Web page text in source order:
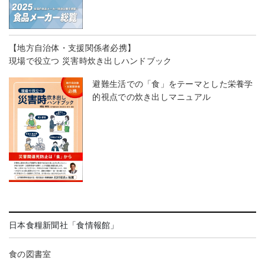
【地方自治体・支援関係者必携】
現場で役立つ 災害時炊き出しハンドブック
避難生活での「食」をテーマとした栄養学
的視点での炊き出しマニュアル
日本食糧新聞社「食情報館」
食の図書室